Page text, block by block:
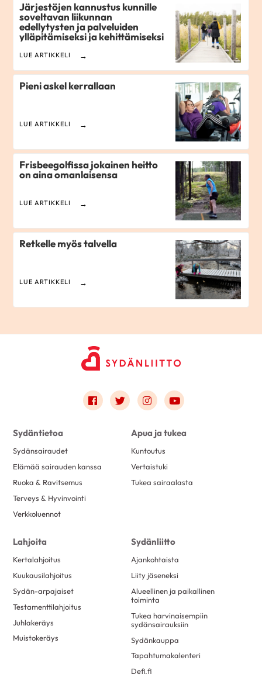
Järjestöjen kannustus kunnille
soveltavan liikunnan
edellytysten ja palveluiden
ylläpitämiseksi ja kehittämiseksi
LUE ARTIKKELI
Pieni askel kerrallaan
LUE ARTIKKELI
Frisbeegolfissa jokainen heitto
on aina omanlaisensa
LUE ARTIKKELI
Retkelle myös talvella
LUE ARTIKKELI
Link to facebook
Link to twitter
Link to instagram
Link to youtube
Sydäntietoa
Sydänsairaudet
Elämää sairauden kanssa
Ruoka & Ravitsemus
Terveys & Hyvinvointi
Verkkoluennot
Apua ja tukea
Kuntoutus
Vertaistuki
Tukea sairaalasta
Lahjoita
Kertalahjoitus
Kuukausilahjoitus
Sydän-arpajaiset
Testamenttilahjoitus
Juhlakeräys
Muistokeräys
Sydänliitto
Ajankohtaista
Liity jäseneksi
Alueellinen ja paikallinen
toiminta
Tukea harvinaisempiin
sydänsairauksiin
Sydänkauppa
Tapahtumakalenteri
Defi.fi